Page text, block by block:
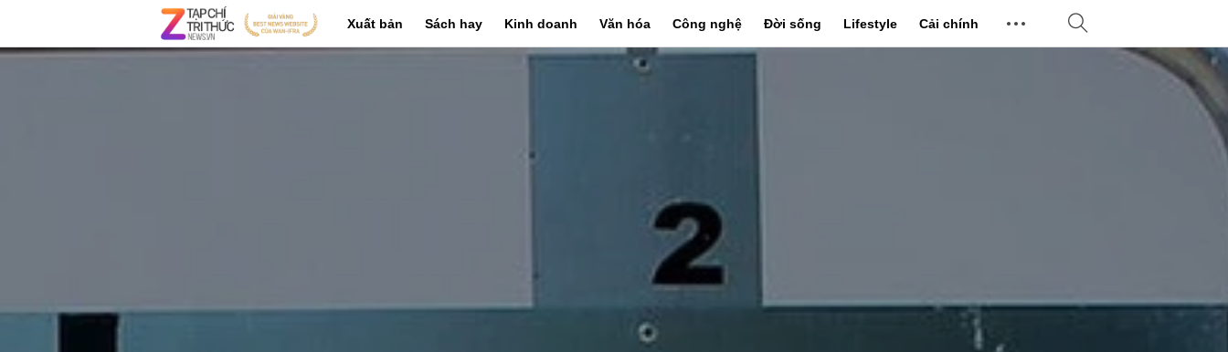
Xuất bản Sách hay Kinh doanh Văn hóa Công nghệ Đời sống Lifestyle Cải chính